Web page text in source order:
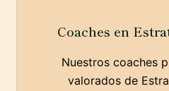
Coaches en
Nuestros coaches
valorados de